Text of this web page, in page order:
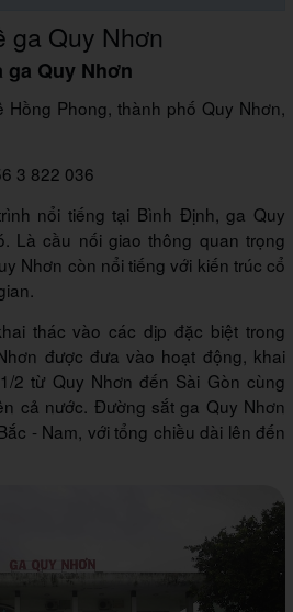
ga Quy Nhơn
ga Quy Nhơn
Phong, thành phố Quy Nhơn,
3 822 036
nổi tiếng tại Bình Định, ga Quy
Là cầu nối giao thông quan trọng
Nhơn còn nổi tiếng với kiến trúc cổ
thác vào các dịp đặc biệt trong
được đưa vào hoạt động, khai
2 từ Quy Nhơn đến Sài Gòn cùng
cả nước. Đường sắt ga Quy Nhơn
- Nam, với tổng chiều dài lên đến